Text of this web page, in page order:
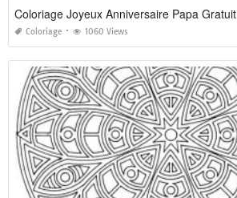
Coloriage Joyeux Anniversaire Papa Gratuit
Coloriage 1060 Views